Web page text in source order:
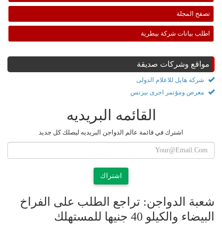
تصفح المجلة
اطلب بيانات شركة بيطرية
مواقع وشركات صديقة
شركة هايل للاعلام الدولى
معرض ومؤتمر اجرى بيزنس
القائمه البريديه
اشترك في قائمة عالم الدواجن البريديه ليصلك كل جديد
اشتراك
شعبة الدواجن: تراجع الطلب على الفراخ
البيضاء والكيلو 40 جنيها للمستهلك